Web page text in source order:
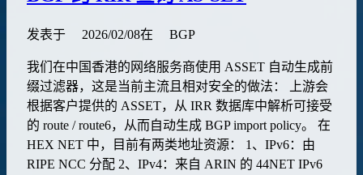
发表于 2026/02/08在 BGP
我们在中国香港的网络服务商使用 ASSET 自动生成前
缀过滤器，这是当前主流且相对安全的做法： 上游会
根据客户提供的 ASSET，从 IRR 数据库中解析可接受
的 route / route6，从而自动生成 BGP import policy。 在
HEX NET 中，目前有两类地址资源： 1、IPv6：由
RIPE NCC 分配 2、IPv4：来自 ARIN 的 44NET IPv6